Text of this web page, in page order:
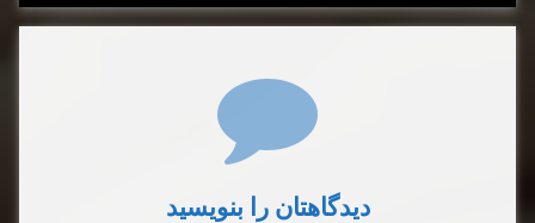
دیدگاهتان را بنویسید